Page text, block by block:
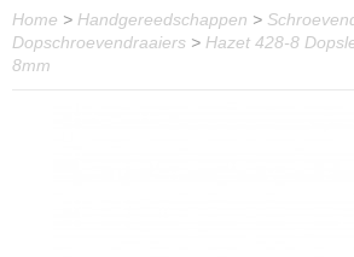
Home > Handgereedschappen >
Dopschroevendraaiers > Hazet 428-8
8mm